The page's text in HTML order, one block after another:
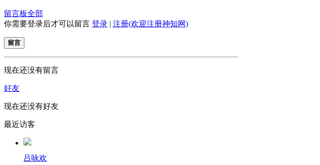
留言板全部
你需要登录后才可以留言 登录 | 注册(欢迎注册神知网)
留言
现在还没有留言
好友
现在还没有好友
最近访客
吕咏欢